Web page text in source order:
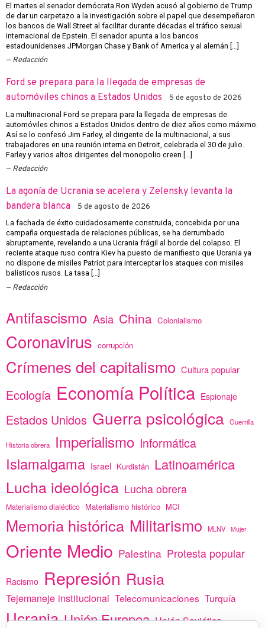
El martes el senador demócrata Ron Wyden acusó al gobierno de Trump
de dar un carpetazo a la investigación sobre el papel que desempeñaron
los bancos de Wall Street al facilitar durante décadas el tráfico sexual
internacional de Epstein. El senador apunta a los bancos
estadounidenses JPMorgan Chase y Bank of America y al alemán […]
Redacción
Ford se prepara para la llegada de empresas de
automóviles chinos a Estados Unidos
5 de agosto de 2026
La multinacional Ford se prepara para la llegada de empresas de
automóviles chinos a Estados Unidos dentro de diez años como máximo.
Así se lo confesó Jim Farley, el dirigente de la multinacional, a sus
trabajadores en una reunión interna en Detroit, celebrada el 30 de julio.
Farley y varios altos dirigentes del monopolio creen […]
Redacción
La agonía de Ucrania se acelera y Zelensky levanta la
bandera blanca
5 de agosto de 2026
La fachada de éxito cuidadosamente construida, concebida por una
campaña orquestada de relaciones públicas, se ha derrumbado
abruptamente, revelando a una Ucrania frágil al borde del colapso. El
reciente ataque ruso contra Kiev ha puesto de manifiesto que Ucrania ya
no dispone de misiles Patriot para interceptar los ataques con misiles
balísticos rusos. La tasa […]
Redacción
Antifascismo Asia China Colonialismo
Coronavirus corrupción
Crímenes del capitalismo Cultura popular
Ecología Economía Política Espionaje
Estados Unidos Guerra psicológica Guerrilla
Historia obrera Imperialismo Informática
Islamalgama Israel Kurdistán Latinoamérica
Lucha ideológica Lucha obrera
Materialismo dialéctico Materialismo histórico MCI
Memoria histórica Militarismo MLNV Mujer
Oriente Medio Palestina Protesta popular
Racismo Represión Rusia
Tejemaneje institucional Telecomunicaciones Turquía
Ucrania Unión Europea Unión Soviética